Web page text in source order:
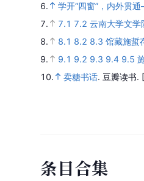
6.
学开“四窗”，内外贯
7.
7.1 7.2 云南大学文学
8.
8.1 8.2 8.3 馆藏施蜇
9.
9.1 9.2 9.3 9.4 9.5
10.
卖糖书话. 豆瓣读书.
条目合集